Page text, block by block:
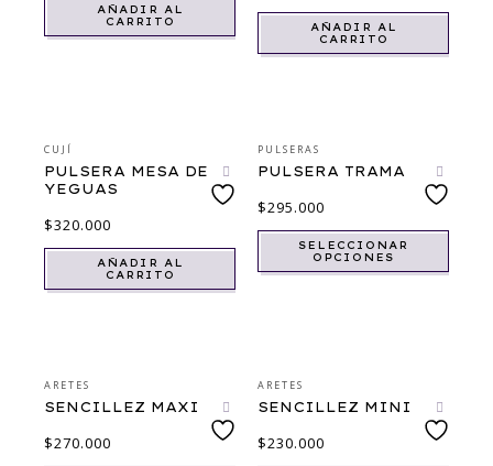
AÑADIR AL
CARRITO
AÑADIR AL
CARRITO
CUJÍ
PULSERA MESA DE
YEGUAS
$320.000
AÑADIR AL
CARRITO
PULSERAS
PULSERA TRAMA
$295.000
SELECCIONAR
OPCIONES
ARETES
SENCILLEZ MAXI
$270.000
ARETES
SENCILLEZ MINI
$230.000